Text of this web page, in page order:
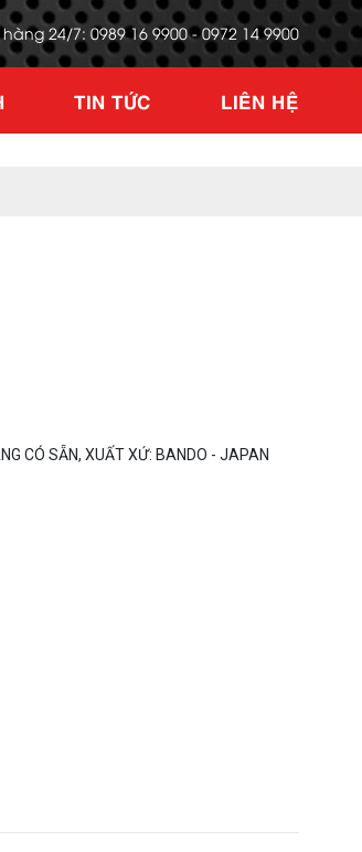
24/7: 0989 16 9900 - 0972 14 9900
TIN TỨC LIÊN HỆ
CÓ SẴN, XUẤT XỨ: BANDO - JAPAN